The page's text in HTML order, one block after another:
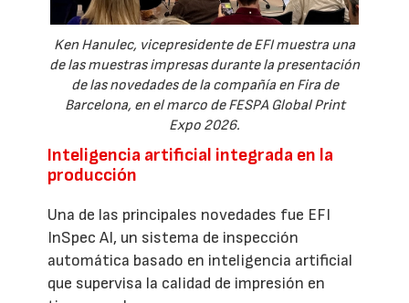
Ken Hanulec, vicepresidente de EFI muestra una
de las muestras impresas durante la presentación
de las novedades de la compañía en Fira de
Barcelona, en el marco de FESPA Global Print
Expo 2026.
Inteligencia artificial integrada en la
producción
Una de las principales novedades fue EFI
InSpec AI, un sistema de inspección
automática basado en inteligencia artificial
que supervisa la calidad de impresión en